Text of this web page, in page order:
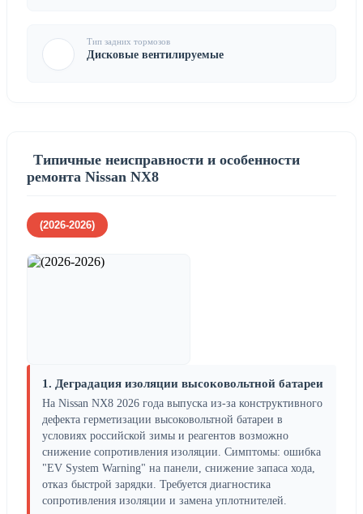
Тип задних тормозов
Дисковые вентилируемые
Типичные неисправности и особенности
ремонта Nissan NX8
(2026-2026)
1. Деградация изоляции высоковольтной батареи
На Nissan NX8 2026 года выпуска из-за конструктивного
дефекта герметизации высоковольтной батареи в
условиях российской зимы и реагентов возможно
снижение сопротивления изоляции. Симптомы: ошибка
"EV System Warning" на панели, снижение запаса хода,
отказ быстрой зарядки. Требуется диагностика
сопротивления изоляции и замена уплотнителей.